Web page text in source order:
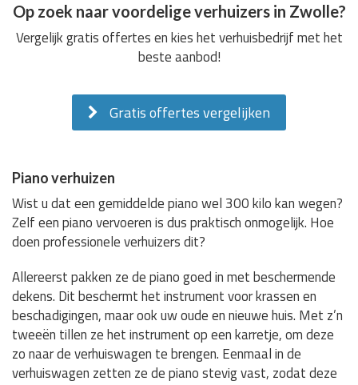
Op zoek naar voordelige verhuizers in Zwolle?
Vergelijk gratis offertes en kies het verhuisbedrijf met het
beste aanbod!
Gratis offertes vergelijken
Piano verhuizen
Wist u dat een gemiddelde piano wel 300 kilo kan wegen?
Zelf een piano vervoeren is dus praktisch onmogelijk. Hoe
doen professionele verhuizers dit?
Allereerst pakken ze de piano goed in met beschermende
dekens. Dit beschermt het instrument voor krassen en
beschadigingen, maar ook uw oude en nieuwe huis. Met z’n
tweeën tillen ze het instrument op een karretje, om deze
zo naar de verhuiswagen te brengen. Eenmaal in de
verhuiswagen zetten ze de piano stevig vast, zodat deze